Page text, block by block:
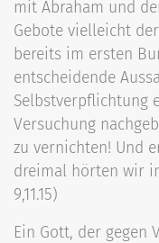
mit Abraham und
Gebote vielleicht
bereits im ersten
entscheidende
Selbstverpflichtung
Versuchung
zu vernichten! Und
dreimal hörten wir
9,11.15)
Ein Gott, der gegen